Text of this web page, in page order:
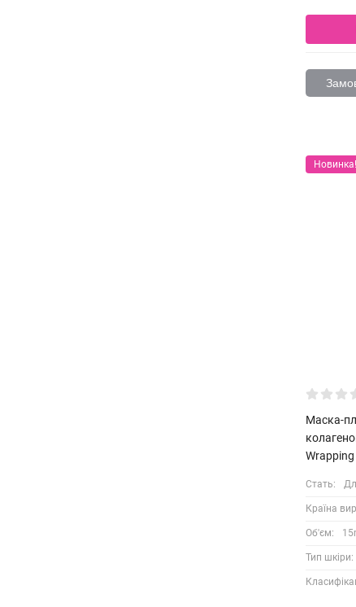
Новинка!
Маска-
Стать:
Країна
Об'єм:
Тип шкіри: